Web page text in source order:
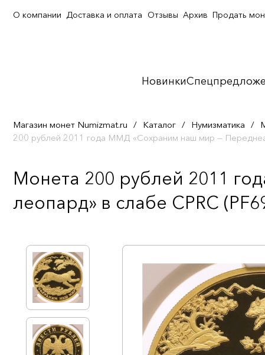
Новинки
О компании Доставка и оплата Отзывы Архив Продать
Магазин монет Numizmat.ru / Каталог / Нумизматика /
200 рублей 2011 года ММД «Сохраним наш мир —
Монета 200 рублей 2011
леопард» в слабе CPRC